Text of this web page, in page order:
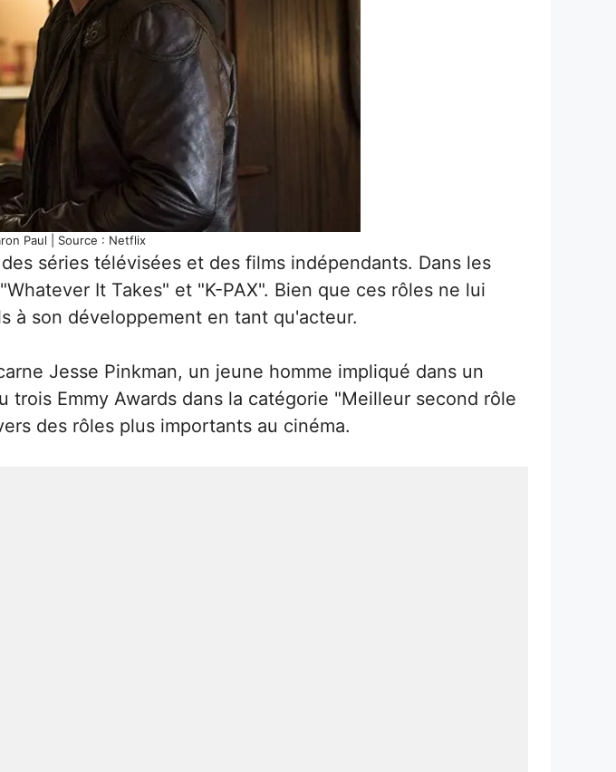
Paul | Source : Netflix
séries télévisées et des films indépendants. Dans les
It Takes" et "K-PAX". Bien que ces rôles ne lui
à son développement en tant qu'acteur.
Jesse Pinkman, un jeune homme impliqué dans un
Emmy Awards dans la catégorie "Meilleur second rôle
des rôles plus importants au cinéma.